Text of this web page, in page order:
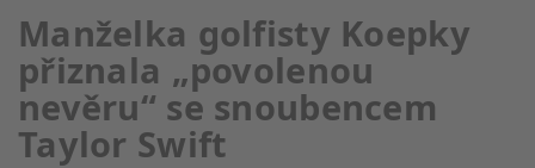
Manželka golfisty Koepky
přiznala „povolenou
nevěru“ se snoubencem
Taylor Swift